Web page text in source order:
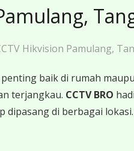
Hikvision Pamulang,
baik di rumah
terjangkau. CCTV BRO
dipasang di berbagai lokasi.